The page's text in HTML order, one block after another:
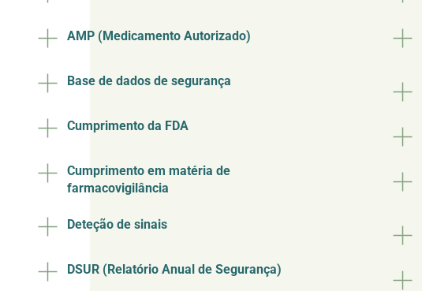
AMP (Medicamento Autorizado)
Base de dados de segurança
Cumprimento da FDA
Cumprimento em matéria de
farmacovigilância
Deteção de sinais
DSUR (Relatório Anual de Segurança)